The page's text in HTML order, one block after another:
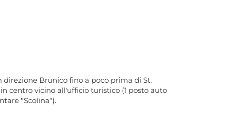
direzione Brunico fino a poco prima di St.
centro vicino all'ufficio turistico (1 posto auto
"Scolina").